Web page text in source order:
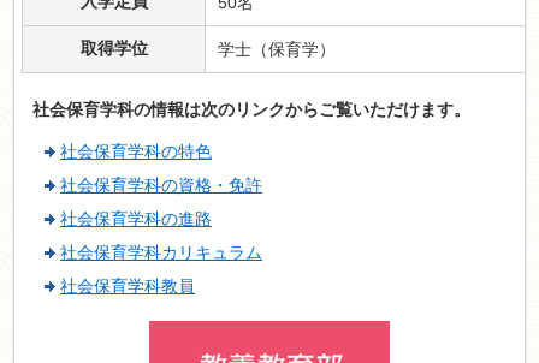
取得学位 学士（保育学）
社会保育学科の情報は次のリンクからご覧いただけます。
社会保育学科の特色
社会保育学科の資格・免許
社会保育学科の進路
社会保育学科カリキュラム
社会保育学科教員